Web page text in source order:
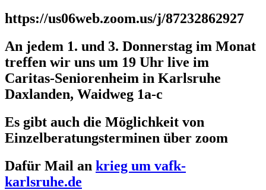
https://us06web.zoom.us/j/87232862927
An jedem 1. und 3. Donnerstag im Monat
treffen wir uns um 19 Uhr live im
Caritas-Seniorenheim in Karlsruhe
Daxlanden, Waidweg 1a-c
Es gibt auch die Möglichkeit von
Einzelberatungsterminen über zoom
Dafür Mail an krieg um vafk-
karlsruhe.de